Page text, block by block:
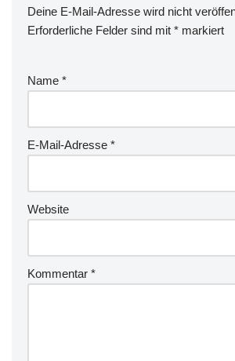
Deine E-Mail-Adresse wird nicht
Erforderliche Felder sind mit * markiert
Name *
E-Mail-Adresse *
Website
Kommentar *